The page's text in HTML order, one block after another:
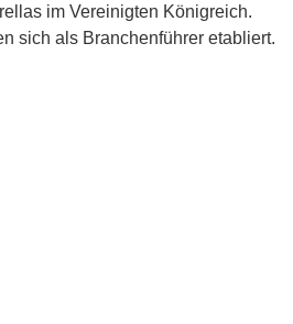
im Vereinigten Königreich.
sich als Branchenführer etabliert.